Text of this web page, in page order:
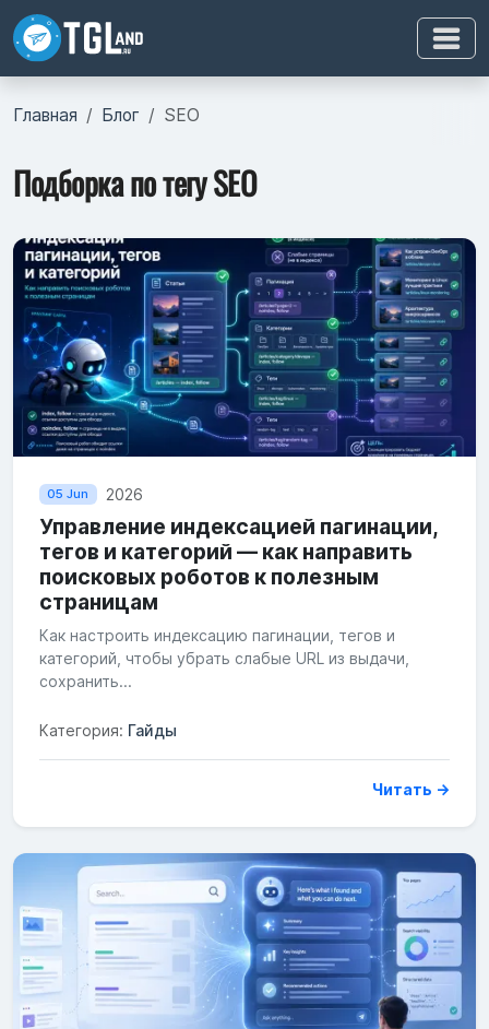
Главная Блог SEO
Подборка по тегу SEO
05 Jun 2026
Управление индексацией пагинации,
тегов и категорий — как направить
поисковых роботов к полезным
страницам
Как настроить индексацию пагинации, тегов и
категорий, чтобы убрать слабые URL из выдачи,
сохранить...
Категория: Гайды
Читать →